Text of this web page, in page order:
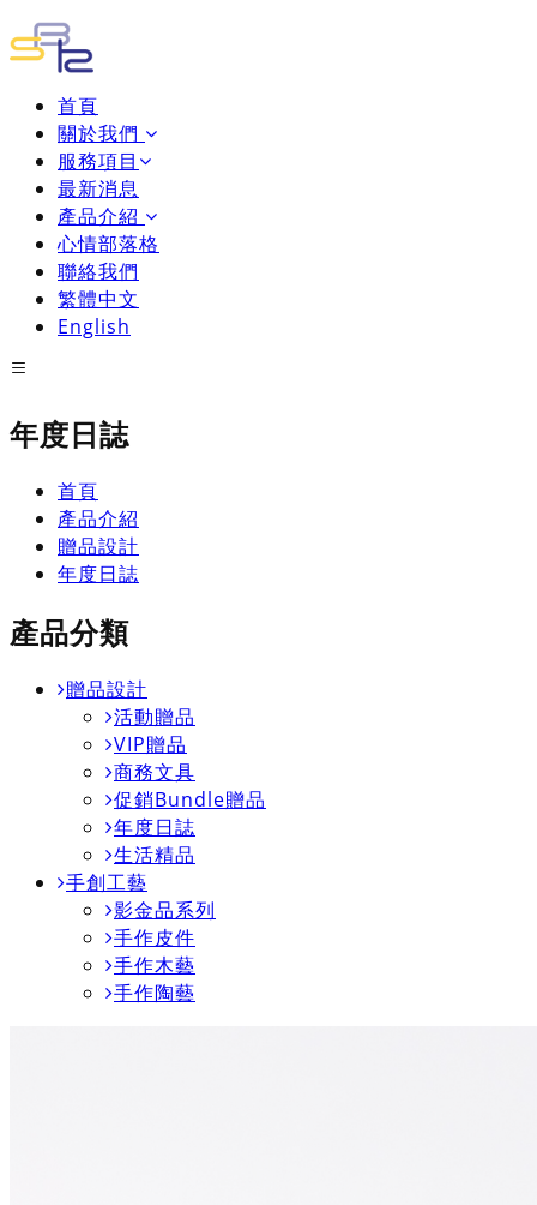
首頁
關於我們
服務項目
最新消息
產品介紹
心情部落格
聯絡我們
繁體中文
English
年度日誌
首頁
產品介紹
贈品設計
年度日誌
產品分類
贈品設計
活動贈品
VIP贈品
商務文具
促銷Bundle贈品
年度日誌
生活精品
手創工藝
影金品系列
手作皮件
手作木藝
手作陶藝